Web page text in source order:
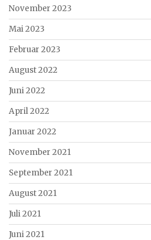
November 2023
Mai 2023
Februar 2023
August 2022
Juni 2022
April 2022
Januar 2022
November 2021
September 2021
August 2021
Juli 2021
Juni 2021